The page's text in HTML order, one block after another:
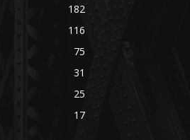
182
116
75
31
25
17